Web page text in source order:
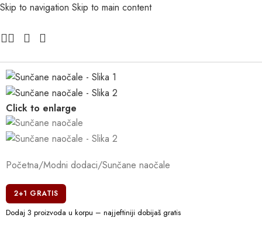
Skip to navigation Skip to main content
Click to enlarge
Početna/Modni dodaci/Sunčane naočale
2+1 GRATIS
Dodaj 3 proizvoda u korpu – najjeftiniji dobijaš gratis